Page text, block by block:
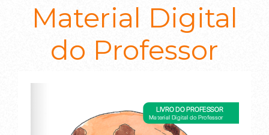
Material Digital
do Professor